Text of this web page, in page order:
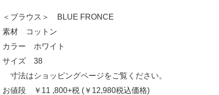
＜ブラウス＞ BLUE FRONCE
素材 コットン
カラー ホワイト
サイズ 38
寸法はショッピングページをご覧ください。
お値段 ￥11 ,800+税 (￥12,980税込価格)